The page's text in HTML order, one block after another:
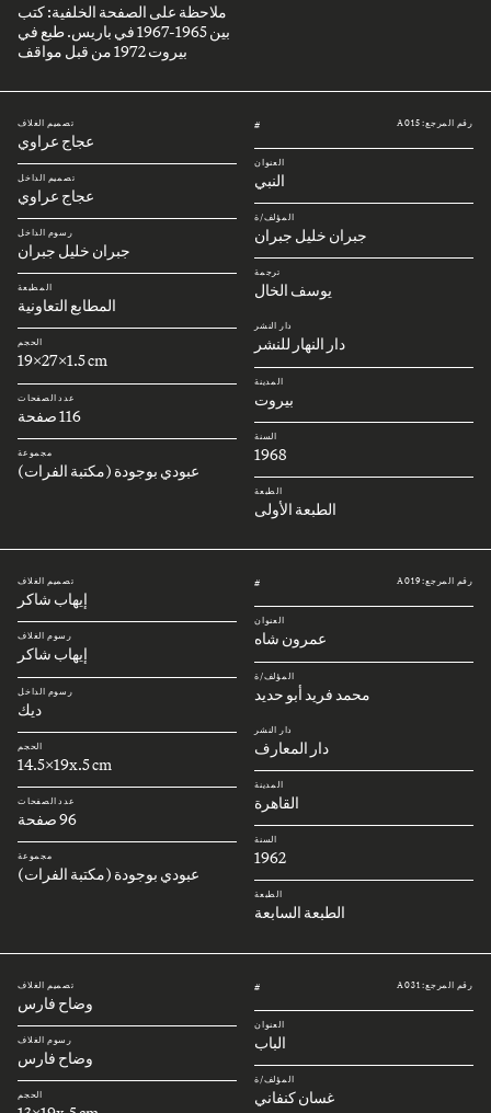
ملاحظة على الصفحة الخلفية: كتب
بين 1965-1967 في باريس. طبع في
بيروت 1972 من قبل مواقف
رقم المرجع: A015 #
العنوان
النبي
المؤلف/ة
جبران خليل جبران
ترجمة
يوسف الخال
دار النشر
دار النهار للنشر
المدينة
بيروت
السنة
1968
الطبعة
الطبعة الأولى
تصميم الغلاف
عجاج عراوي
تصميم الداخل
عجاج عراوي
رسوم الداخل
جبران خليل جبران
المطبعة
المطابع التعاونية
الحجم
19x27x1.5 cm
عدد الصفحات
116 صفحة
مجموعة
عبودي بوجودة (مكتبة الفرات)
رقم المرجع: A019 #
العنوان
عمرون شاه
المؤلف/ة
محمد فريد أبو حديد
دار النشر
دار المعارف
المدينة
القاهرة
السنة
1962
الطبعة
الطبعة السابعة
تصميم الغلاف
إيهاب شاكر
رسوم الغلاف
إيهاب شاكر
رسوم الداخل
ديك
الحجم
14.5x19x.5 cm
عدد الصفحات
96 صفحة
مجموعة
عبودي بوجودة (مكتبة الفرات)
رقم المرجع: A031 #
العنوان
الباب
المؤلف/ة
غسان كنفاني
تصميم الغلاف
وضاح فارس
رسوم الغلاف
وضاح فارس
الحجم